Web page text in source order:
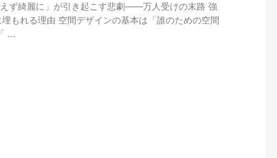
ず綺麗に」が引き起こす悲劇——万人受けの末路 強
もれる理由 空間デザインの基本は「誰のための空間
...